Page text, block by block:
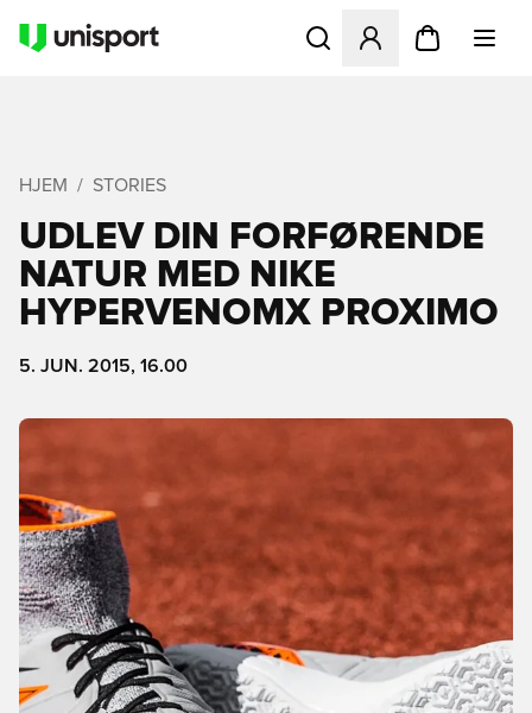
Åbner en Modal til at
HJEM STORIES
UDLEV DIN FORFØRENDE
NATUR MED NIKE
HYPERVENOMX PROXIMO
5. JUN. 2015, 16.00